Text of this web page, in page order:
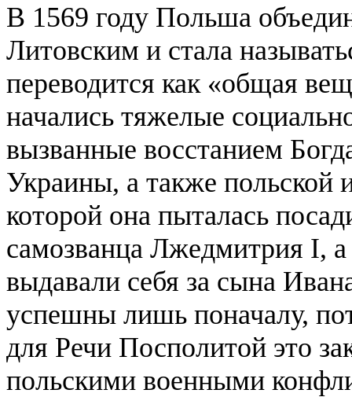
В 1569 году Польша
Литовским и стала
переводится как «общая
начались тяжелые
вызванные восстанием
Украины, а также польской
которой она пыталась
самозванца Лжедмитрия I,
выдавали себя за сына
успешны лишь поначалу,
для Речи Посполитой это
польскими военными